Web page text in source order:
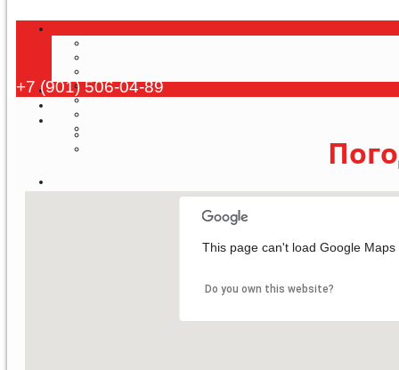
+7 (901) 506-04-89
This page can't load Google Maps
Do you own this website?